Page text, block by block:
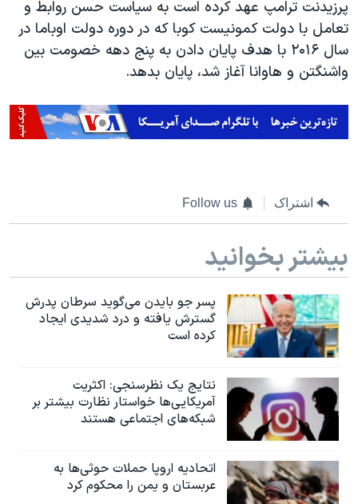
سفر پرزیدنت ترامپ به چین
پرزیدنت ترامپ عهد کرده است به سیاست حسن روابط و
تعامل با دولت کمونیست کوبا که در دوره دولت اوباما در
سال ۲۰۱۶ با هدف پایان دادن به پنج دهه خصومت بین
واشنگتن و هاوانا آغاز شد، پایان بدهد.
اشتراک Follow us
بیشتر بخوانید
پسر جو بایدن می‌گوید سرطان پدرش
گسترش یافته و درد شدیدی ایجاد
کرده است
نتایج یک نظرسنجی: اکثریت
آمریکایی‌ها خواستار نظارت بیشتر بر
شبکه‌های اجتماعی هستند
اتحادیه اروپا حملات حوثی‌ها به
عربستان و یمن را محکوم کرد